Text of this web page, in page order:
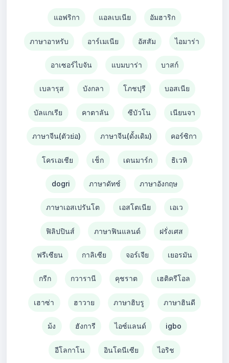
แอฟริกา แอลเบเนีย อัมฮาริก
ภาษาอาหรับ อาร์เมเนีย อัสสัม ไอมาร่า
อาเซอร์ไบจัน แบมบาร่า บาสก์
เบลารุส บังกลา โภชปุรี บอสเนีย
บัลแกเรีย คาตาลัน ซีบัวโน เนียนจา
ภาษาจีน(ตัวย่อ) ภาษาจีน(ดั้งเดิม) คอร์ซิกา
โครเอเชีย เช็ก เดนมาร์ก ธิเวหิ
dogri ภาษาดัทช์ ภาษาอังกฤษ
ภาษาเอสเปรันโต เอสโตเนีย เอเว
ฟิลิปปินส์ ภาษาฟินแลนด์ ฝรั่งเศส
ฟรีเซียน กาลิเซีย จอร์เจีย เยอรมัน
กรีก กวารานี คุชราต เฮติครีโอล
เฮาซ่า ฮาวาย ภาษาฮิบรู ภาษาฮินดี
ม้ง ฮังการี ไอซ์แลนด์ igbo
อีโลกาโน อินโดนีเซีย ไอริช